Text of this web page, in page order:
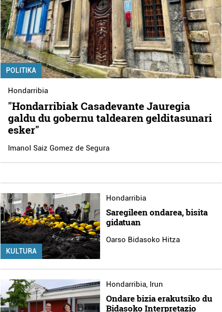
POLITIKA
Hondarribia
"Hondarribiak Casadevante Jauregia
galdu du gobernu taldearen gelditasunari
esker"
Imanol Saiz Gomez de Segura
KULTURA
Hondarribia
Saregileen ondarea, bisita
gidatuan
Oarso Bidasoko Hitza
Hondarribia, Irun
Ondare bizia erakutsiko du
Bidasoko Interpretazio